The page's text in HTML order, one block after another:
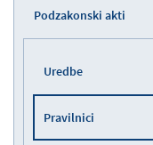
Podzakonski akti
Uredbe
Pravilnici